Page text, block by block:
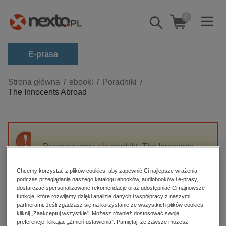
Pokaż/schowaj
wyszukiwarkę
0
E-prasa
Kategorie
Zobacz wszystkie E-prasa
budownictwo, aranżacja wnętrz
darmowe wydania
edukacja
hobby, sport, rozrywka
komputery, internet, technologie, informatyka
Strona główna ebooki
Poradniki
The Innocents Abroad
Przepraszamy, ale produkt „The Innocents
High-contrast mode
Polecane
Chcemy korzystać z plików cookies, aby zapewnić Ci najlepsze wrażenia
podczas przeglądania naszego katalogu ebooków, audiobooków i e-prasy,
dostarczać spersonalizowane rekomendacje oraz udostępniać Ci najnowsze
funkcje, które rozwijamy dzięki analizie danych i współpracy z naszymi
partnerami. Jeśli zgadzasz się na korzystanie ze wszystkich plików cookies,
kliknij „Zaakceptuj wszystkie”. Możesz również dostosować swoje
preferencje, klikając „Zmień ustawienia”. Pamiętaj, że zawsze możesz